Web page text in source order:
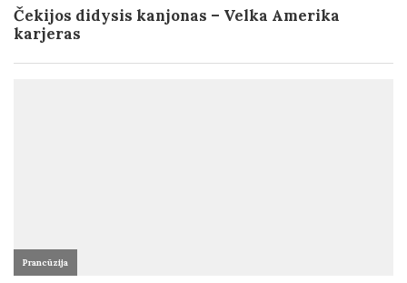
Čekijos didysis kanjonas – Velka Amerika
karjeras
Prancūzija